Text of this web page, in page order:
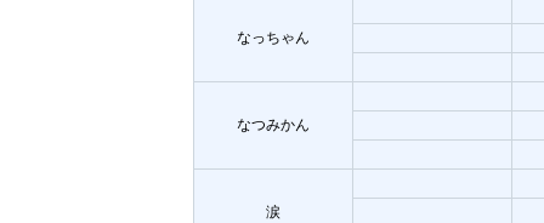
なっちゃん
なつみかん
涙